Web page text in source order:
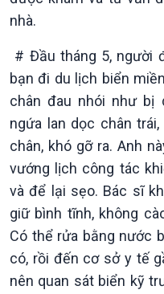
nhà.
# Đầu tháng 5, người
bạn đi du lịch biển
chân đau nhói như bị
ngứa lan dọc chân
chân, khó gỡ ra. Anh
vướng lịch công tác
và để lại sẹo. Bác sĩ
giữ bình tĩnh, không
Có thể rửa bằng nước
có, rồi đến cơ sở y tế
nên quan sát biển kỹ